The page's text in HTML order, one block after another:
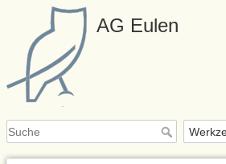
AG Eulen